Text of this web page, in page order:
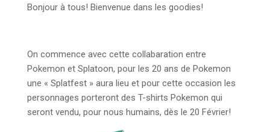
Bonjour à tous! Bienvenue dans les goodies!
On commence avec cette collabaration entre
Pokemon et Splatoon, pour les 20 ans de Pokemon
une « Splatfest » aura lieu et pour cette occasion les
personnages porteront des T-shirts Pokemon qui
seront vendu, pour nous humains, dès le 20 Février!